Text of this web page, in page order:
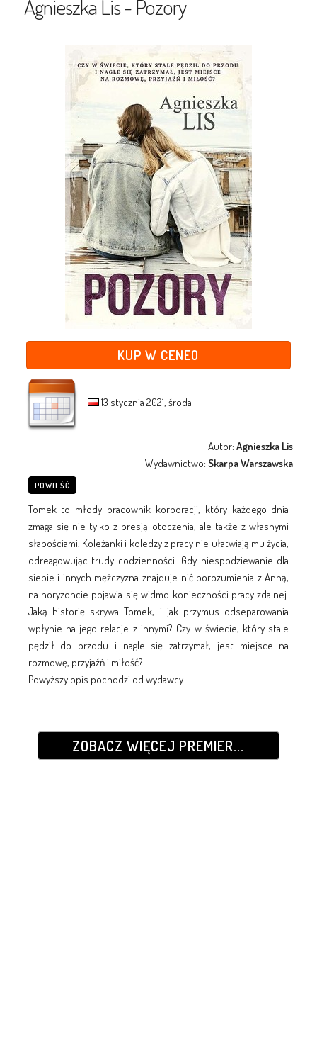
Agnieszka Lis - Pozory
KUP W CENEO
13 stycznia 2021, środa
Autor:Agnieszka Lis
Wydawnictwo:Skarpa Warszawska
POWIEŚĆ
Tomek to młody pracownik korporacji, który każdego dnia
zmaga się nie tylko z presją otoczenia, ale także z własnymi
słabościami. Koleżanki i koledzy z pracy nie ułatwiają mu życia,
odreagowując trudy codzienności. Gdy niespodziewanie dla
siebie i innych mężczyzna znajduje nić porozumienia z Anną,
na horyzoncie pojawia się widmo konieczności pracy zdalnej.
Jaką historię skrywa Tomek, i jak przymus odseparowania
wpłynie na jego relacje z innymi? Czy w świecie, który stale
pędził do przodu i nagle się zatrzymał, jest miejsce na
rozmowę, przyjaźń i miłość?
Powyższy opis pochodzi od wydawcy.
ZOBACZ WIĘCEJ PREMIER...